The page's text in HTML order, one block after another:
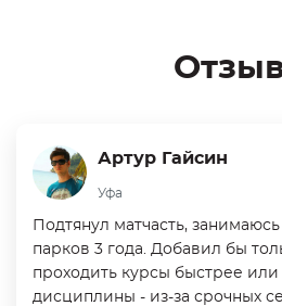
Артур Гайсин
Уфа
Подтянул матчасть,
парков 3 года. Добавил бы
проходить курсы быстрее
дисциплины - из-за срочных